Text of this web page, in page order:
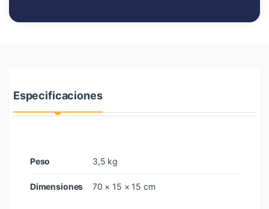
Especificaciones
Peso 3,5 kg
Dimensiones 70 × 15 × 15 cm